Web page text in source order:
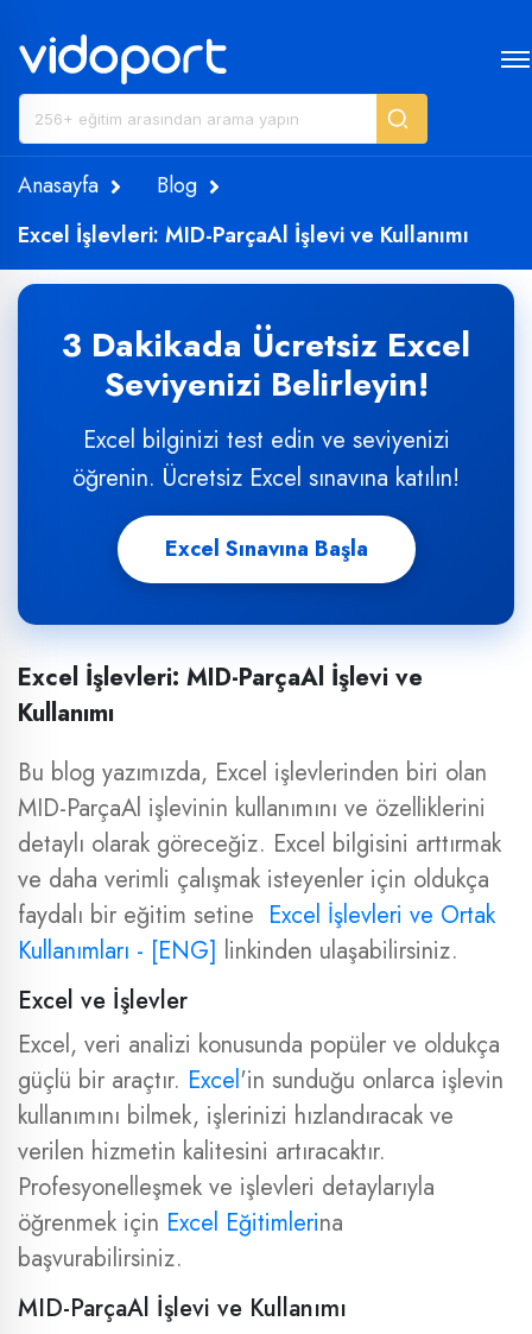
Anasayfa
Blog
Excel İşlevleri: MID-ParçaAl İşlevi ve Kullanımı
3 Dakikada Ücretsiz Excel
Seviyenizi Belirleyin!
Excel bilginizi test edin ve seviyenizi
öğrenin. Ücretsiz Excel sınavına katılın!
Excel Sınavına Başla
Excel İşlevleri: MID-ParçaAl İşlevi ve
Kullanımı
Bu blog yazımızda, Excel işlevlerinden biri olan
MID-ParçaAl işlevinin kullanımını ve özelliklerini
detaylı olarak göreceğiz. Excel bilgisini arttırmak
ve daha verimli çalışmak isteyenler için oldukça
faydalı bir eğitim setine Excel İşlevleri ve Ortak
Kullanımları - [ENG] linkinden ulaşabilirsiniz.
Excel ve İşlevler
Excel, veri analizi konusunda popüler ve oldukça
güçlü bir araçtır. Excel'in sunduğu onlarca işlevin
kullanımını bilmek, işlerinizi hızlandıracak ve
verilen hizmetin kalitesini artıracaktır.
Profesyonelleşmek ve işlevleri detaylarıyla
öğrenmek için Excel Eğitimlerina
başvurabilirsiniz.
MID-ParçaAl İşlevi ve Kullanımı